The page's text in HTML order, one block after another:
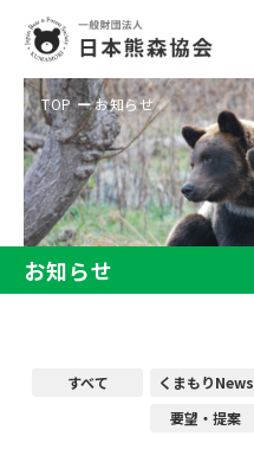
TOP お知らせ
お知らせ
すべて くまもりNews
要望・提案